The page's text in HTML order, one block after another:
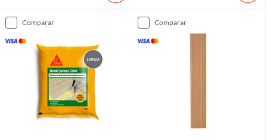
comparar comparar